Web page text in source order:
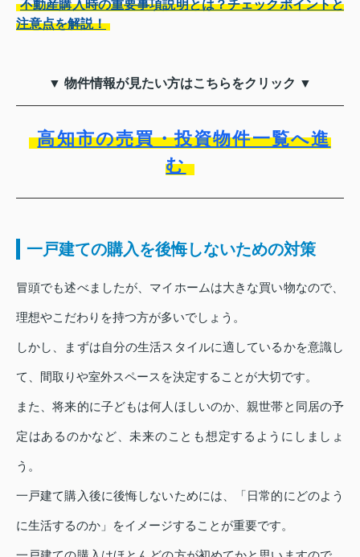
不動産購入時の重要事項説明とは？チェックポイントと
注意点を解説！
▼ 物件情報が見たい方はこちらをクリック ▼
高知市の売買・投資物件一覧へ進
む
一戸建ての購入を後悔しないための対策
冒頭でも述べましたが、マイホームは大きな買い物なので、
理想やこだわりを持つ方が多いでしょう。
しかし、まずは自分の生活スタイルに適しているかを意識し
て、間取りや室外スペースを決定することが大切です。
また、将来的に子どもは何人ほしいのか、親世帯と同居の予
定はあるのかなど、未来のことも想定するようにしましょ
う。
一戸建て購入後に後悔しないためには、「日常的にどのよう
に生活するのか」をイメージすることが重要です。